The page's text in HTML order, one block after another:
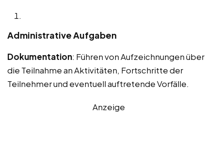
Administrative Aufgaben
Dokumentation: Führen von Aufzeichnungen über
die Teilnahme an Aktivitäten, Fortschritte der
Teilnehmer und eventuell auftretende Vorfälle.
Anzeige